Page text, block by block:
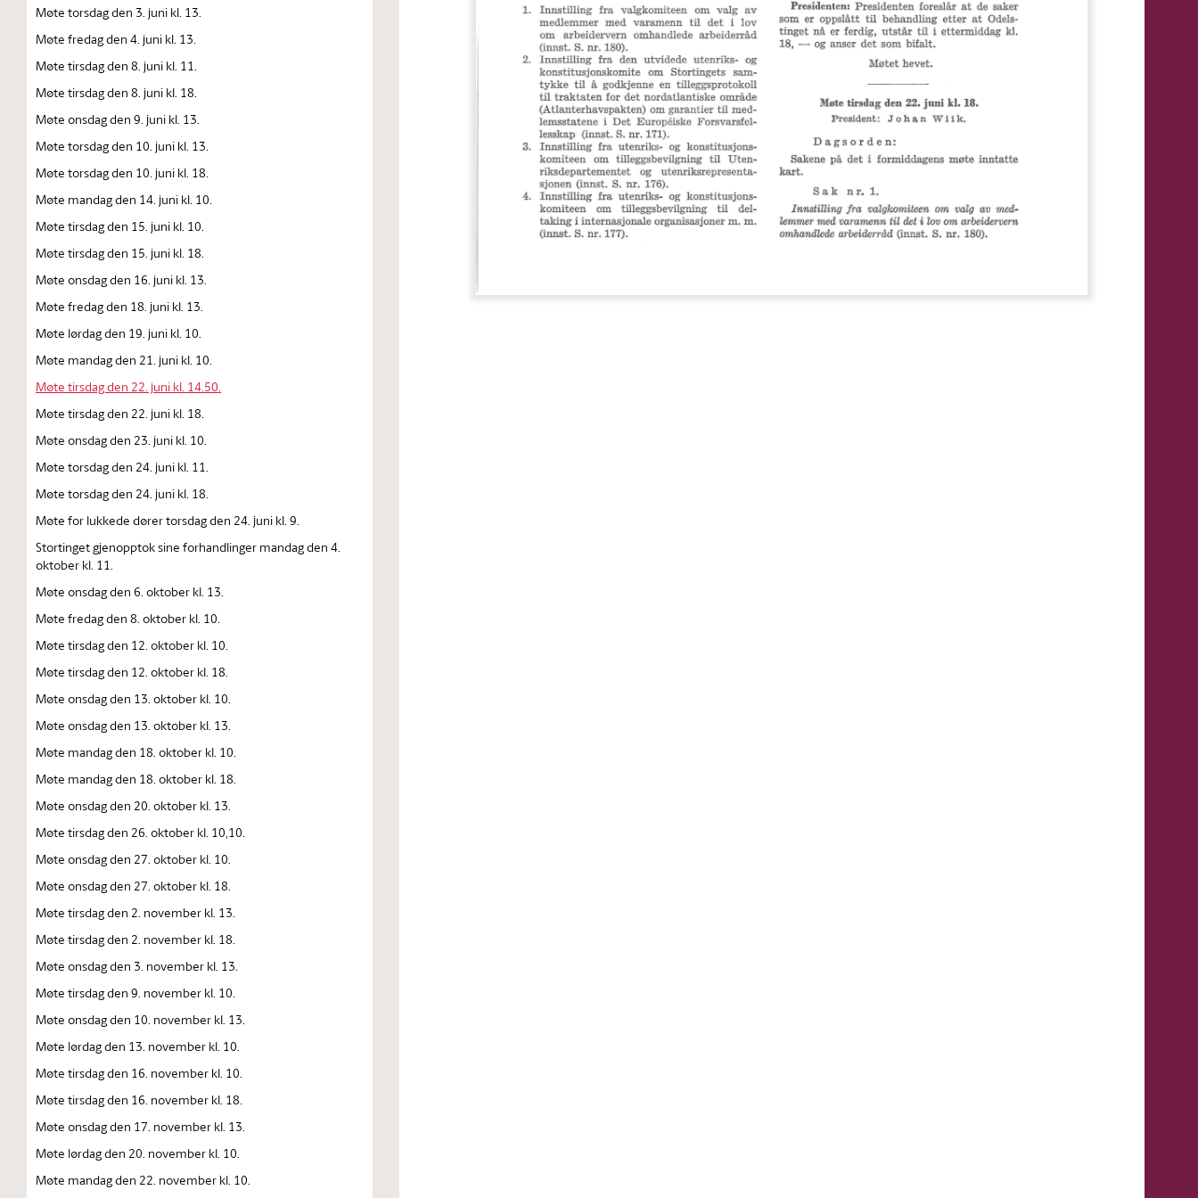
Møte torsdag den 3. juni kl. 13.
Møte fredag den 4. juni kl. 13.
Møte tirsdag den 8. juni kl. 11.
Møte tirsdag den 8. juni kl. 18.
Møte onsdag den 9. juni kl. 13.
Møte torsdag den 10. juni kl. 13.
Møte torsdag den 10. juni kl. 18.
Møte mandag den 14. juni kl. 10.
Møte tirsdag den 15. juni kl. 10.
Møte tirsdag den 15. juni kl. 18.
Møte onsdag den 16. juni kl. 13.
Møte fredag den 18. juni kl. 13.
Møte lørdag den 19. juni kl. 10.
Møte mandag den 21. juni kl. 10.
Møte tirsdag den 22. juni kl. 14.50.
Møte tirsdag den 22. juni kl. 18.
Møte onsdag den 23. juni kl. 10.
Møte torsdag den 24. juni kl. 11.
Møte torsdag den 24. juni kl. 18.
Møte for lukkede dører torsdag den 24. juni kl. 9.
Stortinget gjenopptok sine forhandlinger mandag den 4.
oktober kl. 11.
Møte onsdag den 6. oktober kl. 13.
Møte fredag den 8. oktober kl. 10.
Møte tirsdag den 12. oktober kl. 10.
Møte tirsdag den 12. oktober kl. 18.
Møte onsdag den 13. oktober kl. 10.
Møte onsdag den 13. oktober kl. 13.
Møte mandag den 18. oktober kl. 10.
Møte mandag den 18. oktober kl. 18.
Møte onsdag den 20. oktober kl. 13.
Møte tirsdag den 26. oktober kl. 10,10.
Møte onsdag den 27. oktober kl. 10.
Møte onsdag den 27. oktober kl. 18.
Møte tirsdag den 2. november kl. 13.
Møte tirsdag den 2. november kl. 18.
Møte onsdag den 3. november kl. 13.
Møte tirsdag den 9. november kl. 10.
Møte onsdag den 10. november kl. 13.
Møte lørdag den 13. november kl. 10.
Møte tirsdag den 16. november kl. 10.
Møte tirsdag den 16. november kl. 18.
Møte onsdag den 17. november kl. 13.
Møte lørdag den 20. november kl. 10.
Møte mandag den 22. november kl. 10.